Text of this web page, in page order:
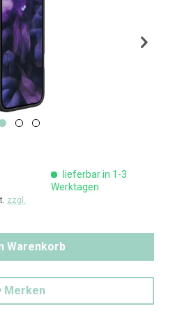
zzgl.
lieferbar in 1-3
Werktagen
Warenkorb
Merken